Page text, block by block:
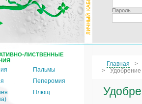
Пароль
ЛИСТВЕННЫЕ
Пальмы
Пеперомия
Плющ
Главная
Удобрение